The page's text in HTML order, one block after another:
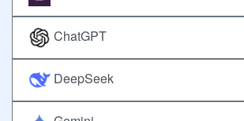
ChatGPT
DeepSeek